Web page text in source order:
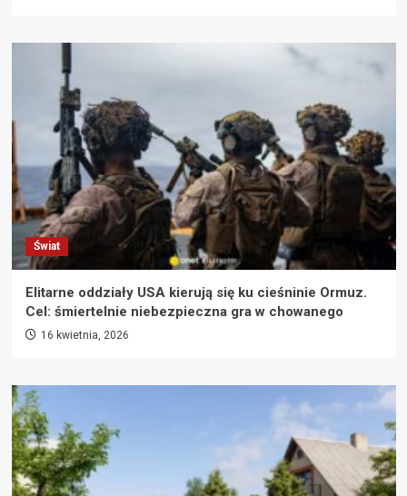
Świat
Elitarne oddziały USA kierują się ku cieśninie Ormuz.
Cel: śmiertelnie niebezpieczna gra w chowanego
16 kwietnia, 2026